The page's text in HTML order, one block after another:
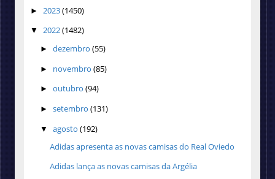
► 2023(1450)
▼ 2022(1482)
► dezembro (55)
► novembro (85)
► outubro (94)
► setembro (131)
▼ agosto (192)
Adidas apresenta as novas camisas do Real Oviedo
Adidas lança as novas camisas da Argélia